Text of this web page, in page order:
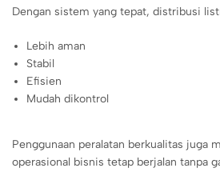
Dengan sistem yang tepat, distribusi
Lebih aman
Stabil
Efisien
Mudah dikontrol
Penggunaan peralatan berkualitas juga
operasional bisnis tetap berjalan tanpa